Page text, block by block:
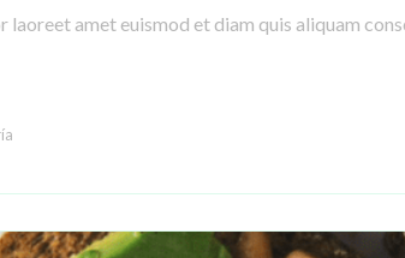
amet euismod et diam quis aliquam